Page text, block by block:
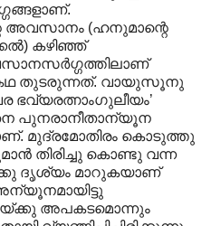
അവസാനം (ഹനുമാന്റെ
കഴിഞ്ഞ്
കഥ തുടരുന്നത്. വായുസൂനു
ഭവ്യരത്നാംഗുലീയം’
പുനരാനീതാന്യൂന
മുദ്രമോതിരം കൊടുത്തു
തിരിച്ചു കൊണ്ടു വന്ന
ദൃശ്യം മാറുകയാണ്
അപകടമൊന്നും